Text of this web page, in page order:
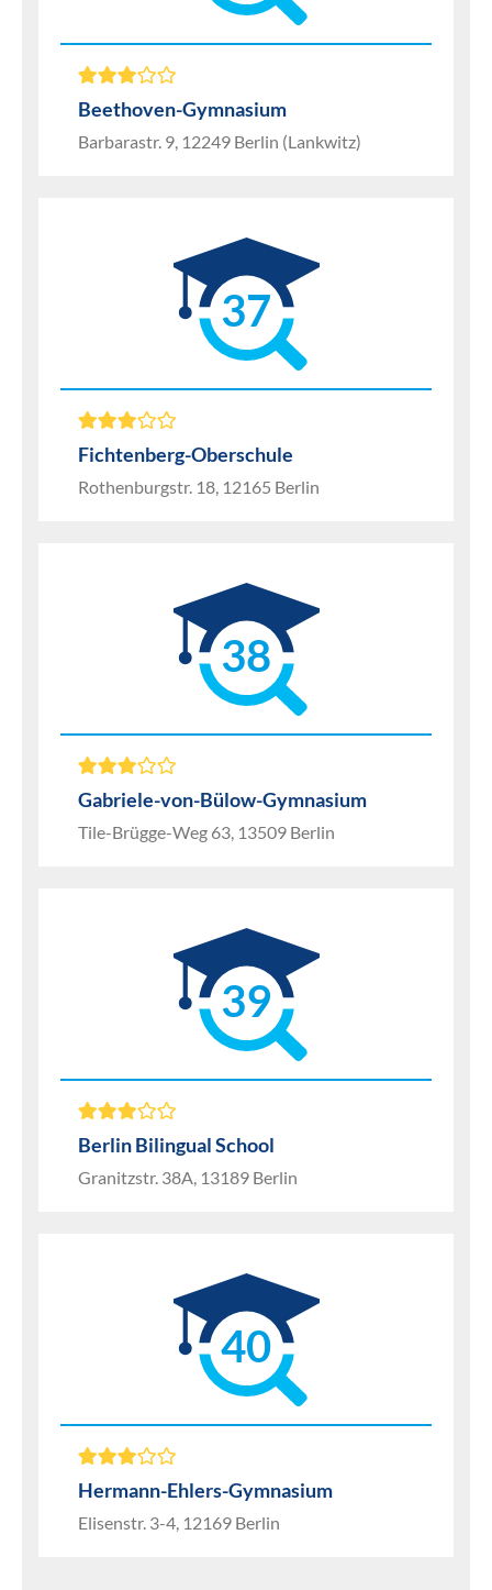
Beethoven-Gymnasium
Barbarastr. 9, 12249 Berlin (Lankwitz)
37
Fichtenberg-Oberschule
Rothenburgstr. 18, 12165 Berlin
38
Gabriele-von-Bülow-Gymnasium
Tile-Brügge-Weg 63, 13509 Berlin
39
Berlin Bilingual School
Granitzstr. 38A, 13189 Berlin
40
Hermann-Ehlers-Gymnasium
Elisenstr. 3-4, 12169 Berlin